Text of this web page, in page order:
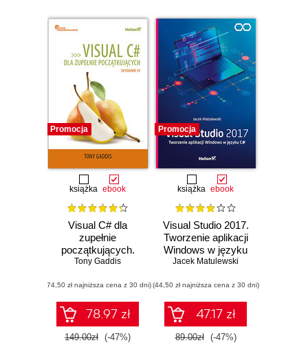
Promocja
książka ebook
Visual C# dla
zupełnie
początkujących.
Owoce
Wydanie IV
Tony Gaddis
(74,50 zł najniższa cena z 30 dni)
78.97 zł
149.00zł (-47%)
Promocja
książka ebook
Visual Studio 2017.
Tworzenie aplikacji
Windows w języku
C#
Jacek Matulewski
(44,50 zł najniższa cena z 30 dni)
47.17 zł
89.00zł (-47%)